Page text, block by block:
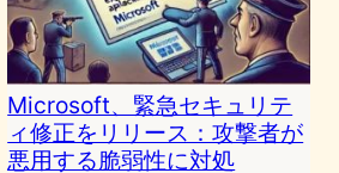
Microsoft、緊急セキュリテ
ィ修正をリリース：攻撃者が
悪用する脆弱性に対処